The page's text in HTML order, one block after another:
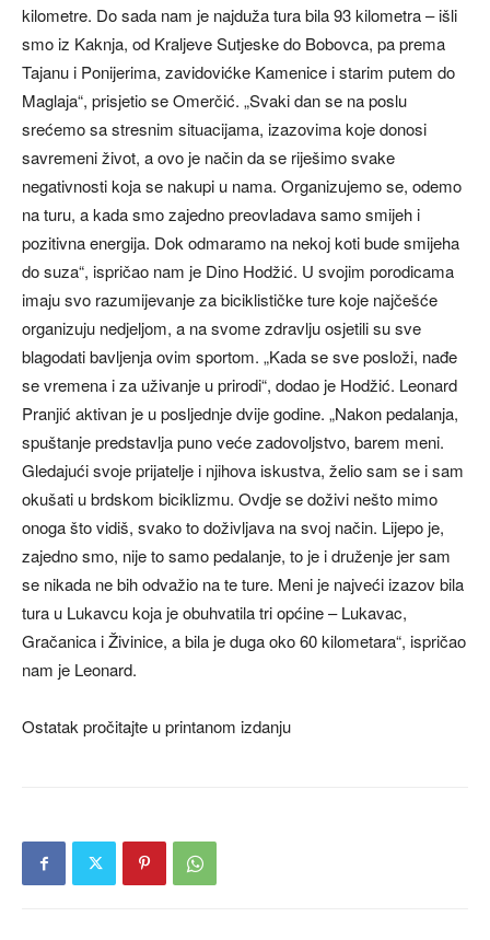
kilometre. Do sada nam je najduža tura bila 93 kilometra – išli
smo iz Kaknja, od Kraljeve Sutjeske do Bobovca, pa prema
Tajanu i Ponijerima, zavidovićke Kamenice i starim putem do
Maglaja“, prisjetio se Omerčić. „Svaki dan se na poslu
srećemo sa stresnim situacijama, izazovima koje donosi
savremeni život, a ovo je način da se riješimo svake
negativnosti koja se nakupi u nama. Organizujemo se, odemo
na turu, a kada smo zajedno preovladava samo smijeh i
pozitivna energija. Dok odmaramo na nekoj koti bude smijeha
do suza“, ispričao nam je Dino Hodžić. U svojim porodicama
imaju svo razumijevanje za biciklističke ture koje najčešće
organizuju nedjeljom, a na svome zdravlju osjetili su sve
blagodati bavljenja ovim sportom. „Kada se sve posloži, nađe
se vremena i za uživanje u prirodi“, dodao je Hodžić. Leonard
Pranjić aktivan je u posljednje dvije godine. „Nakon pedalanja,
spuštanje predstavlja puno veće zadovoljstvo, barem meni.
Gledajući svoje prijatelje i njihova iskustva, želio sam se i sam
okušati u brdskom biciklizmu. Ovdje se doživi nešto mimo
onoga što vidiš, svako to doživljava na svoj način. Lijepo je,
zajedno smo, nije to samo pedalanje, to je i druženje jer sam
se nikada ne bih odvažio na te ture. Meni je najveći izazov bila
tura u Lukavcu koja je obuhvatila tri općine – Lukavac,
Gračanica i Živinice, a bila je duga oko 60 kilometara“, ispričao
nam je Leonard.
Ostatak pročitajte u printanom izdanju